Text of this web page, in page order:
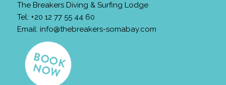
The Breakers Diving & Surfing Lodge
Tel: +20 12 77 55 44 60
Email: info@thebreakers-somabay.com